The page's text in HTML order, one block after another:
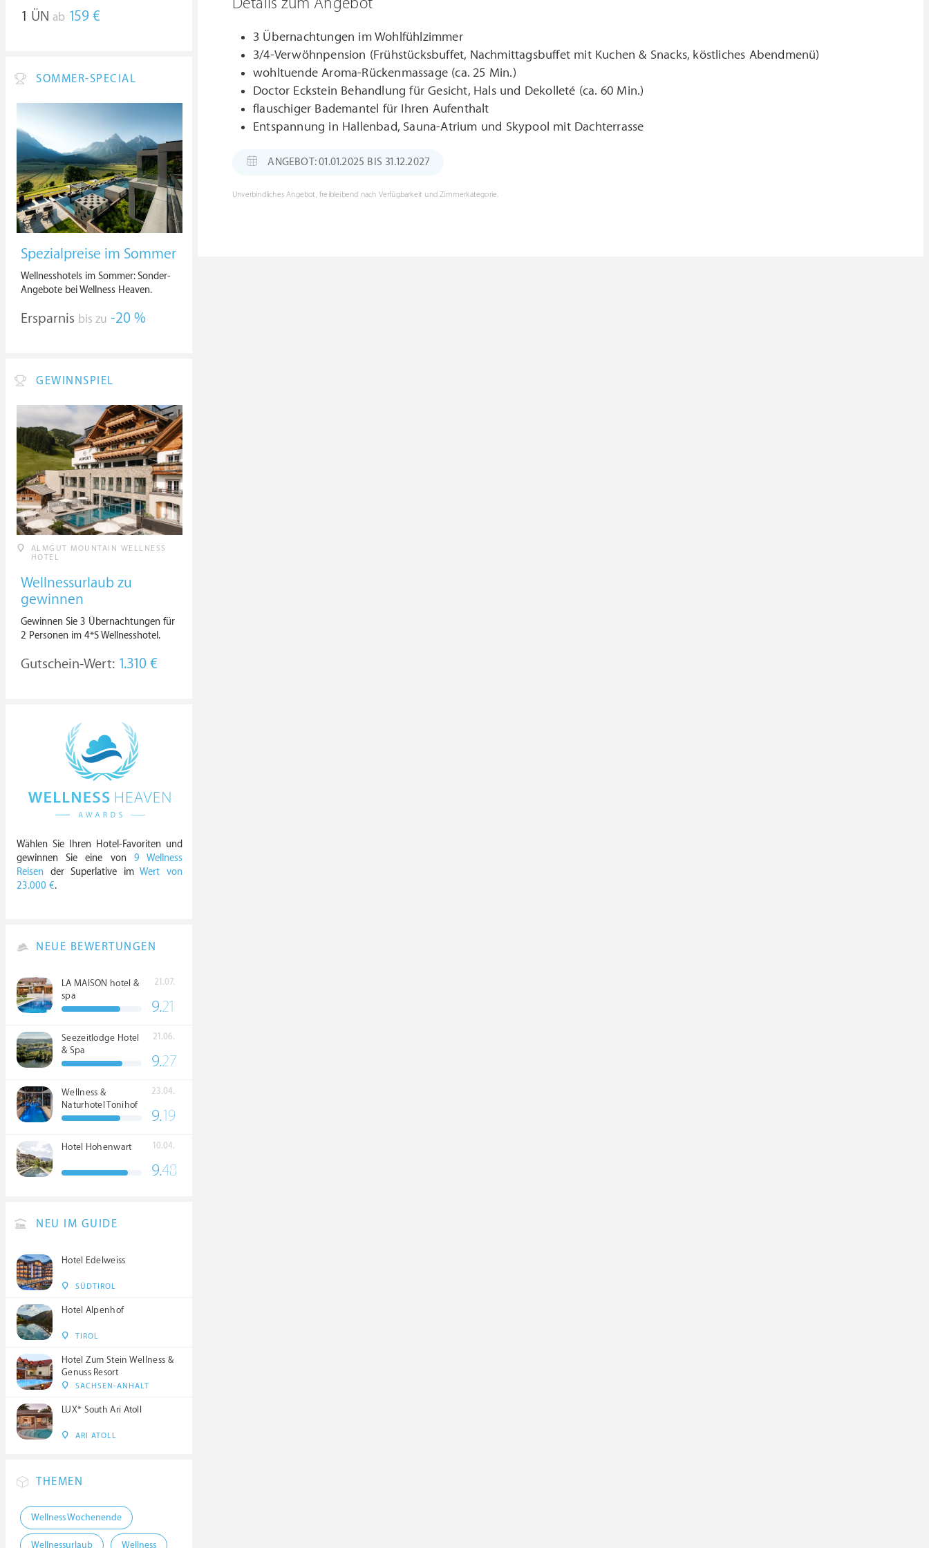
3 Übernachtungen im Wohlfühlzimmer
3/4-Verwöhnpension (Frühstücksbuffet, Nachmittagsbuffet mit Kuchen & Snacks, köstliches Abendmenü)
wohltuende Aroma-Rückenmassage (ca. 25 Min.)
Doctor Eckstein Behandlung für Gesicht, Hals und Dekolleté (ca. 60 Min.)
flauschiger Bademantel für Ihren Aufenthalt
Entspannung in Hallenbad, Sauna-Atrium und Skypool mit Dachterrasse
ANGEBOT: 01.01.2025 BIS 31.12.2027
Unverbindliches Angebot, freibleibend nach Verfügbarkeit und Zimmerkategorie.
1 ÜN ab 159 €
SOMMER-SPECIAL
Spezialpreise im Sommer
Wellnesshotels im Sommer: Sonder-
Angebote bei Wellness Heaven.
Ersparnis bis zu -20 %
GEWINNSPIEL
ALMGUT MOUNTAIN WELLNESS
HOTEL
Wellnessurlaub zu
gewinnen
Gewinnen Sie 3 Übernachtungen für
2 Personen im 4*S Wellnesshotel.
Gutschein-Wert: 1.310 €
Wählen Sie Ihren Hotel-Favoriten und
gewinnen Sie eine von 9 Wellness
Reisen der Superlative imWert von
23.000 €.
NEUE BEWERTUNGEN
LA MAISON hotel &
spa
21.07.
9.21
Seezeitlodge Hotel
& Spa
21.06.
9.27
Wellness &
Naturhotel Tonihof
****S
23.04.
9.19
Hotel Hohenwart 10.04.
9.48
NEU IM GUIDE
Hotel Edelweiss
SÜDTIROL
Hotel Alpenhof
TIROL
Hotel Zum Stein Wellness &
Genuss Resort
SACHSEN-ANHALT
LUX* South Ari Atoll
ARI ATOLL
THEMEN
Wellness Wochenende
Wellnessurlaub Wellness